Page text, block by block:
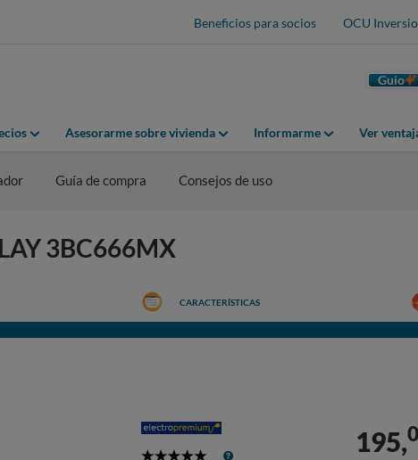
Beneficios para socios OCU
Guio
Asesorarme sobre vivienda Informarme Ver
Guía de compra Consejos de uso
3BC666MX
CARACTERÍSTICAS
5
195,